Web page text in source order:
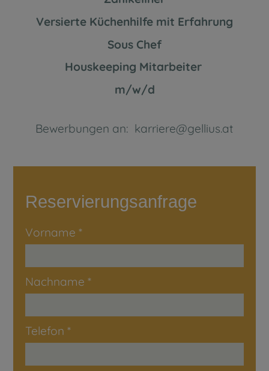
Versierte Küchenhilfe mit Erfahrung
Sous Chef
Houskeeping Mitarbeiter
m/w/d
Bewerbungen an: karriere@gellius.at
Reservierungsanfrage
Vorname *
Nachname *
Telefon *